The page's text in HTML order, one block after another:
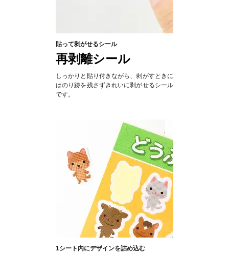
貼って剥がせるシール
再剥離シール
しっかりと貼り付きながら、剥がすときに
はのり跡を残さずきれいに剥がせるシール
です。
1シート内にデザインを詰め込む